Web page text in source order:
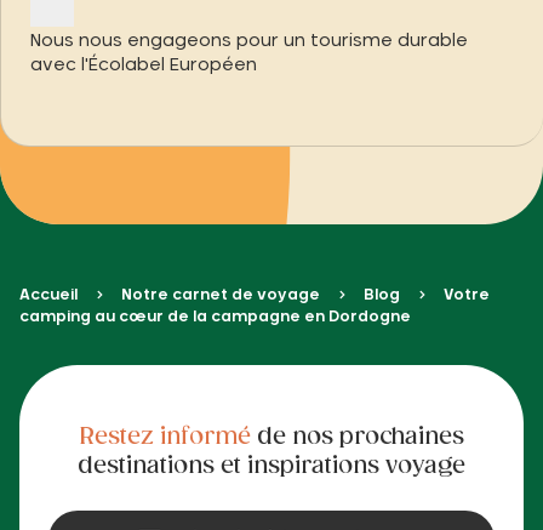
Nous nous engageons pour un tourisme durable
avec l'Écolabel Européen
Accueil Notre carnet de voyage Blog
Votre
camping au cœur de la campagne en Dordogne
Restez informéde nos prochaines
destinations et inspirations voyage